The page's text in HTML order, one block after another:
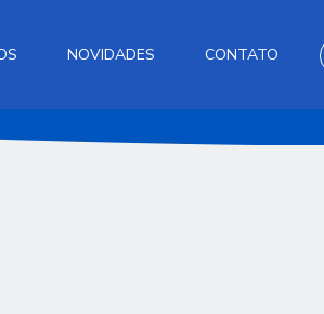
NOVIDADES CONTATO